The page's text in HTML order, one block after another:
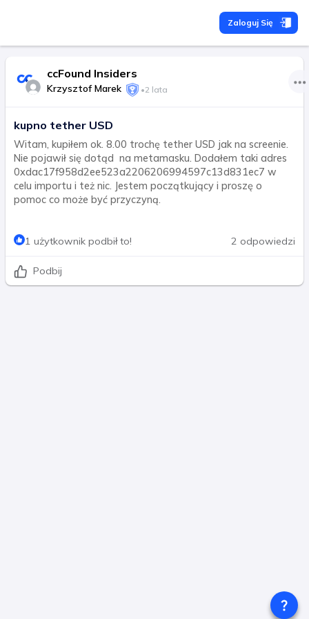
Zaloguj Się
ccFound Insiders
Krzysztof Marek •2 lata
kupno tether USD
Witam, kupiłem ok. 8.00 trochę tether USD jak na screenie.
Nie pojawił się dotąd na metamasku. Dodałem taki adres
0xdac17f958d2ee523a2206206994597c13d831ec7 w
celu importu i też nic. Jestem początkujący i proszę o
pomoc co może być przyczyną.
1 użytkownik podbił to! 2 odpowiedzi
Podbij